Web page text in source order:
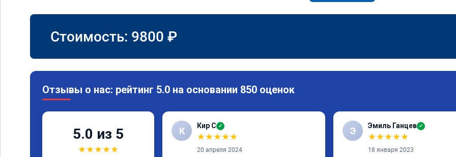
Стоимость: 9800 ₽
Отзывы о нас: рейтинг 5.0 на основании 850 оценок
5.0 из 5
★★★★★
К Кир С ✓
★★★★★
20 апреля 2024
Э Эмиль Ганцев ✓
★★★★★
18 января 2023